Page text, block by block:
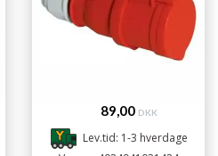
89,00 DKK
Lev.tid: 1-3 hverdage